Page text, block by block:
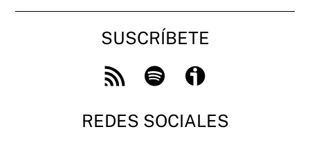
SUSCRÍBETE
Feed
Spotify Ivoox
REDES SOCIALES